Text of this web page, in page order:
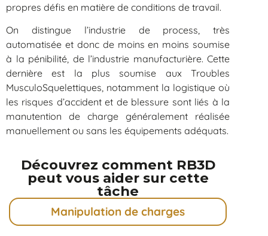
propres défis en matière de conditions de travail.
On distingue l’industrie de process, très
automatisée et donc de moins en moins soumise
à la pénibilité, de l’industrie manufacturière. Cette
dernière est la plus soumise aux Troubles
MusculoSquelettiques, notamment la logistique où
les risques d’accident et de blessure sont liés à la
manutention de charge généralement réalisée
manuellement ou sans les équipements adéquats.
Découvrez comment RB3D
peut vous aider sur cette
tâche
Manipulation de charges